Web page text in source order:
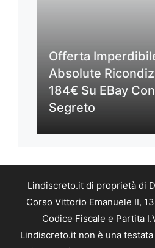
Offerta
Absolute
184€ Su EBay
Segreto
Lindiscreto.it di proprietà di
Corso Vittorio Emanuele II,
Codice Fiscale e Partita
Lindiscreto.it non è una